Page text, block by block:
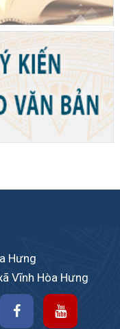
Hưng
Vĩnh Hòa Hưng